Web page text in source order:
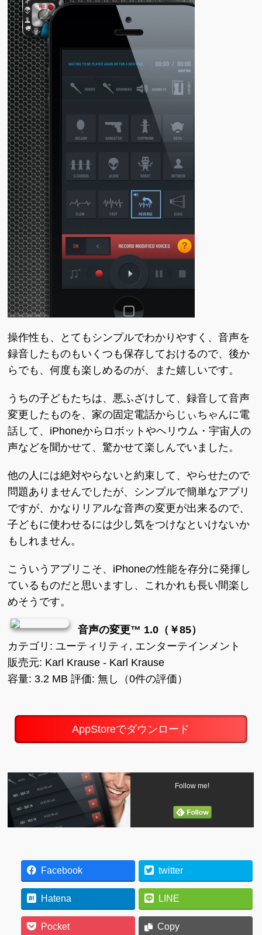
操作性も、とてもシンプルでわかりやすく、音声を
録音したものもいくつも保存しておけるので、後か
らでも、何度も楽しめるのが、また嬉しいです。
うちの子どもたちは、悪ふざけして、録音して音声
変更したものを、家の固定電話からじぃちゃんに電
話して、iPhoneからロボットやヘリウム・宇宙人の
声などを聞かせて、驚かせて楽しんでいました。
他の人には絶対やらないと約束して、やらせたので
問題ありませんでしたが、シンプルで簡単なアプリ
ですが、かなりリアルな音声の変更が出来るので、
子どもに使わせるには少し気をつけなといけないか
もしれません。
こういうアプリこそ、iPhoneの性能を存分に発揮し
ているものだと思いますし、これかれも長い間楽し
めそうです。
音声の変更™ 1.0（￥85）
カテゴリ: ユーティリティ, エンターテインメント
販売元: Karl Krause - Karl Krause
容量: 3.2 MB 評価: 無し（0件の評価）
AppStoreでダウンロード
Follow me!
Facebook twitter
Hatena LINE
Pocket Copy